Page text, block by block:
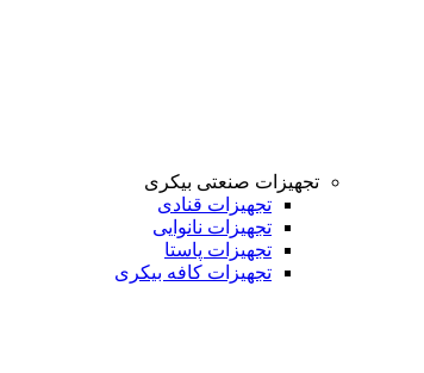
تجهیزات صنعتی بیکری
تجهیزات قنادی
تجهیزات نانوایی
تجهیزات پاستا
تجهیزات کافه بیکری